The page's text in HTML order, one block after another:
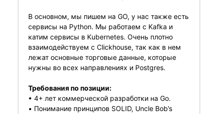
В основном, мы пишем на GO, у нас также есть
сервисы на Python. Мы работаем с Kafka и
катим сервисы в Kubernetes. Очень плотно
взаимодействуем с Clickhouse, так как в нем
лежат основные торговые данные, которые
нужны во всех направлениях и Postgres.
Требования по позиции:
• 4+ лет коммерческой разработки на Go.
• Понимание принципов SOLID, Uncle Bob’s